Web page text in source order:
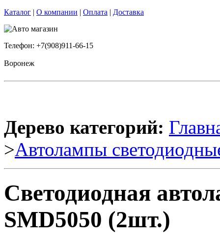
Каталог | О компании | Оплата | Доставка
Телефон: +7(908)911-66-15
Воронеж
Дерево категорий:
>Автолампы
Светодиодная
SMD5050 (2шт.)